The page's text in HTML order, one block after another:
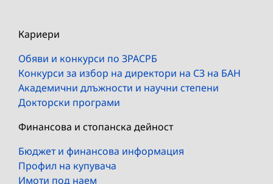
Кариери
Обяви и конкурси по ЗРАСРБ
Конкурси за избор на директори на СЗ на БАН
Академични длъжности и научни степени
Докторски програми
Финансова и стопанска дейност
Бюджет и финансова информация
Профил на купувача
Имоти под наем